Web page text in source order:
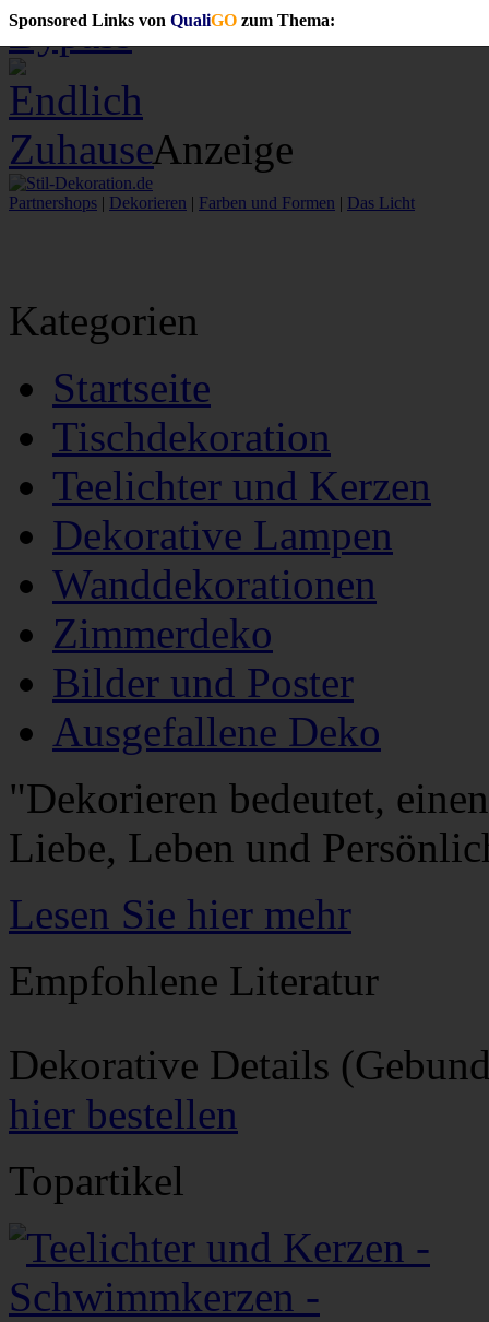
Bypass
Anzeige
Partnershops | Dekorieren | Farben und Formen | Das Licht
Kategorien
Startseite
Tischdekoration
Teelichter und Kerzen
Dekorative Lampen
Wanddekorationen
Zimmerdeko
Bilder und Poster
Ausgefallene Deko
"Dekorieren bedeutet,
Liebe, Leben und
Lesen Sie hier mehr
Empfohlene Literatur
Dekorative Details
hier bestellen
Topartikel
Sponsored Links von QualiGO zum Thema: